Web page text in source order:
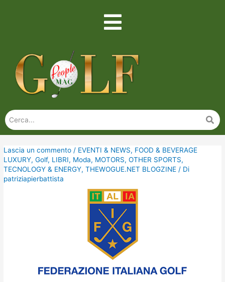
Lascia un commento / EVENTI & NEWS, FOOD & BEVERAGE
LUXURY,Golf, LIBRI, Moda, MOTORS,OTHER SPORTS,
TECNOLOGY & ENERGY,THEWOGUE.NET BLOGZINE / Di
patriziapierbattista